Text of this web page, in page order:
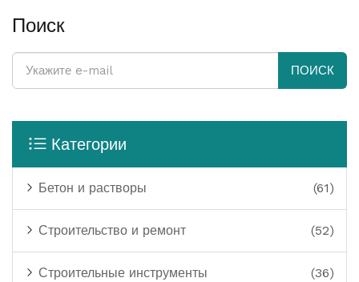
Поиск
ПОИСК
Категории
Бетон и растворы (61)
Строительство и ремонт (52)
Строительные инструменты (36)